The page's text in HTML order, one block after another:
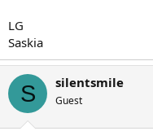
LG
Saskia
S silentsmile
Guest